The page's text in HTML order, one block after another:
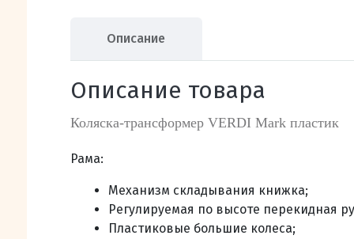
Описание
Описание товара
Коляска-трансформер VERDI Mark пластик
Рама:
Механизм складывания книжка;
Регулируемая по высоте перекидная
Пластиковые большие колеса;